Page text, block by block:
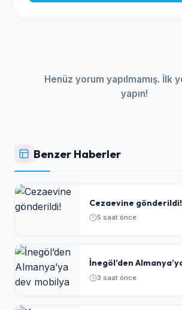
Henüz yorum yapılmamış. İlk
yapın!
Benzer Haberler
Cezaevine gönderildi!
5 saat önce
İnegöl’den
3 saat önce